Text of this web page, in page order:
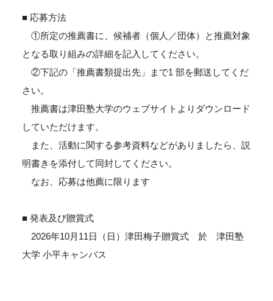
■ 応募方法
①所定の推薦書に、候補者（個人／団体）と推薦対象
となる取り組みの詳細を記入してください。
②下記の「推薦書類提出先」まで1 部を郵送してくだ
さい。
推薦書は津田塾大学のウェブサイトよりダウンロード
していただけます。
また、活動に関する参考資料などがありましたら、説
明書きを添付して同封してください。
なお、応募は他薦に限ります
■ 発表及び贈賞式
2026年10月11日（日）津田梅子贈賞式 於 津田塾
大学 小平キャンパス